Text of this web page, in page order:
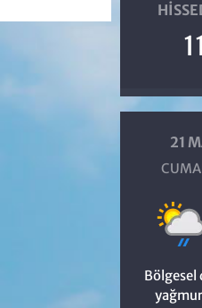
11
21
Bölgesel
yağmur